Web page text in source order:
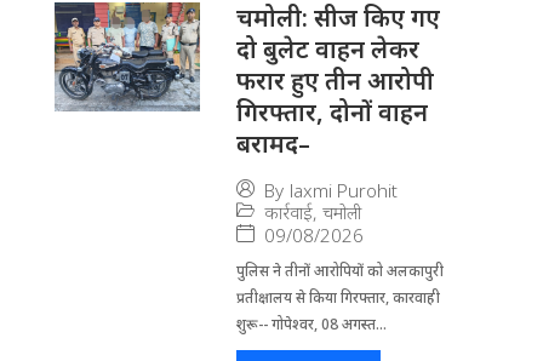
चमोली: सीज किए गए
दो बुलेट वाहन लेकर
फरार हुए तीन आरोपी
गिरफ्तार, दोनों वाहन
बरामद–
By laxmi Purohit
कार्रवाई, चमोली
09/08/2026
पुलिस ने तीनों आरोपियों को अलकापुरी
प्रतीक्षालय से किया गिरफ्तार, कारवाही
शुरू-- गोपेश्वर, 08 अगस्त...